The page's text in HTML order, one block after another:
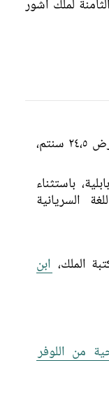
لملك آشور
الارتفاع ٣٧،٥ سنتم، العرض ٢٤،٥ سنتم،
باستثناء
السريانية
الملك، ابن
من اللوفر